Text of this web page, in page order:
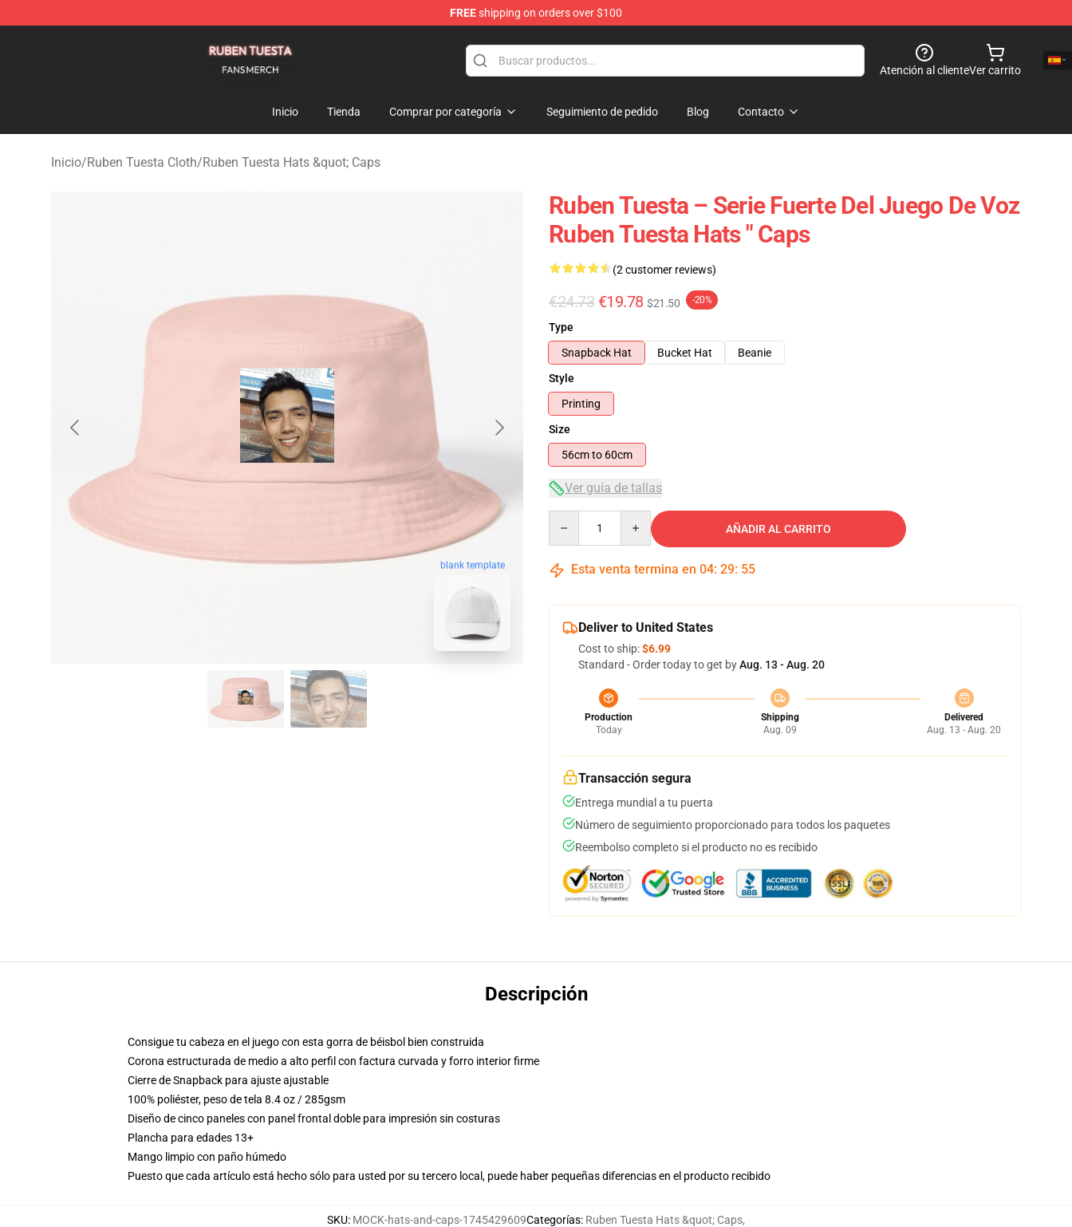
FREEshipping on orders over $100
Atención al clienteVer carrito
Inicio Tienda Comprar por categoría Seguimiento de pedido Blog Contacto
Inicio/Ruben Tuesta Cloth/Ruben Tuesta Hats &quot; Caps
blank template
Ruben Tuesta – Serie Fuerte Del Juego De Voz
Ruben Tuesta Hats " Caps
(2 customer reviews)
€24.73 €19.78 $21.50 -20%
Type
Snapback Hat
Bucket Hat
Beanie
Style
Printing
Size
56cm to 60cm
Ver guía de tallas
AÑADIR AL CARRITO
Esta venta termina en 04: 29: 55
Deliver to United States
Cost to ship:$6.99
Standard - Order today to get byAug. 13 - Aug. 20
Production
Today
Shipping
Aug. 09
Delivered
Aug. 13 - Aug. 20
Transacción segura
Entrega mundial a tu puerta
Número de seguimiento proporcionado para todos los paquetes
Reembolso completo si el producto no es recibido
Descripción
Consigue tu cabeza en el juego con esta gorra de béisbol bien construida
Corona estructurada de medio a alto perfil con factura curvada y forro interior firme
Cierre de Snapback para ajuste ajustable
100% poliéster, peso de tela 8.4 oz / 285gsm
Diseño de cinco paneles con panel frontal doble para impresión sin costuras
Plancha para edades 13+
Mango limpio con paño húmedo
Puesto que cada artículo está hecho sólo para usted por su tercero local, puede haber pequeñas diferencias en el producto recibido
SKU: MOCK-hats-and-caps-1745429609Categorías: Ruben Tuesta Hats &quot; Caps,